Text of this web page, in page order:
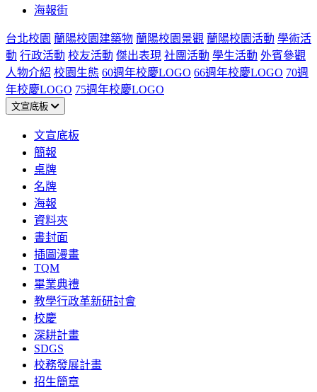
海報街
台北校園 蘭陽校園建築物 蘭陽校園景觀 蘭陽校園活動 學術活
動 行政活動 校友活動 傑出表現 社團活動 學生活動 外賓參觀
人物介紹 校園生態 60週年校慶LOGO 66週年校慶LOGO 70週
年校慶LOGO 75週年校慶LOGO
文宣底板
文宣底板
簡報
桌牌
名牌
海報
資料夾
書封面
插圖漫畫
TQM
畢業典禮
教學行政革新研討會
校慶
深耕計畫
SDGS
校務發展計畫
招生簡章